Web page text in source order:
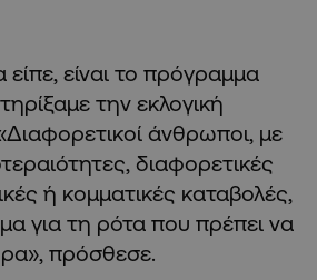
είπε, είναι το πρόγραμμα
την εκλογική
άνθρωποι, με
διαφορετικές
ή κομματικές καταβολές,
για τη ρότα που πρέπει να
πρόσθεσε.